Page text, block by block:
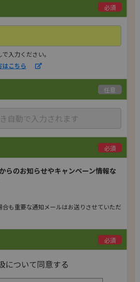
必須
入力ください。
はこちら
任意
必須
らのお知らせやキャンペーン情報な
も重要な通知メールはお送りさせていただ
必須
について同意する